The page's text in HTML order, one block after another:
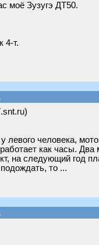
моё Зузугэ ДТ50.
4-т.
левого человека,
как часы.
на следующий год
то ...